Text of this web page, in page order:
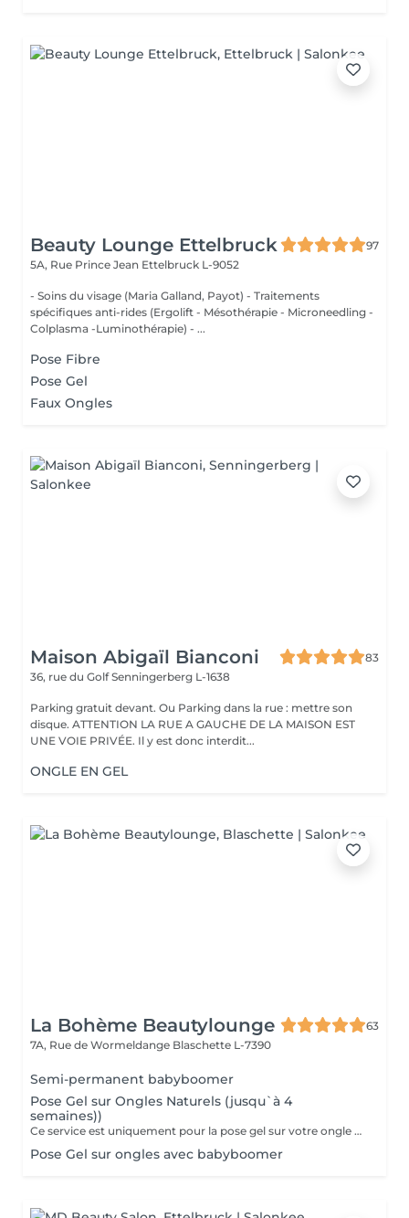
Beauty Lounge Ettelbruck
97
5A, Rue Prince Jean Ettelbruck L-9052
- Soins du visage (Maria Galland, Payot) - Traitements
spécifiques anti-rides (Ergolift - Mésothérapie - Microneedling -
Colplasma -Luminothérapie) - ...
Pose Fibre
Pose Gel
Faux Ongles
Maison Abigaïl Bianconi
83
36, rue du GolfSenningerberg L-1638
Parking gratuit devant. Ou Parking dans la rue : mettre son
disque. ATTENTION LA RUE A GAUCHE DE LA MAISON EST
UNE VOIE PRIVÉE. Il y est donc interdit...
ONGLE EN GEL
La Bohème Beautylounge
63
7A, Rue de Wormeldange Blaschette L-7390
Semi-permanent babyboomer
Pose Gel sur Ongles Naturels (jusqu`à 4
semaines))
Ce service est uniquement pour la pose gel sur votre ongle naturel !!!
Pose Gel sur ongles avec babyboomer